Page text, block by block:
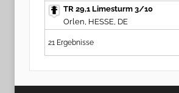
TR 29,1 Limesturm 3/10
Orlen, HESSE, DE
21 Ergebnisse